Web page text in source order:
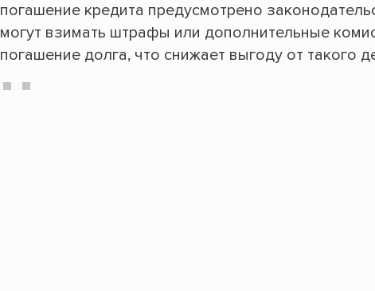
погашение кредита предусмотрено
могут взимать штрафы или дополнительные
погашение долга, что снижает выгоду от такого